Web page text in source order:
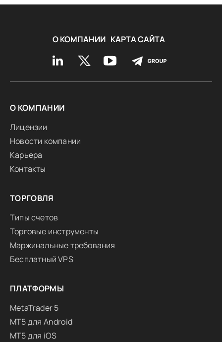
О КОМПАНИИ КАРТА САЙТА
О КОМПАНИИ
Лицензии
Новости компании
Карьера
Контакты
ТОРГОВЛЯ
Типы счетов
Торговые инструменты
Маржинальные требования
Бесплатный VPS
ПЛАТФОРМЫ
MetaTrader 5
MT5 для Android
MT5 для iOS